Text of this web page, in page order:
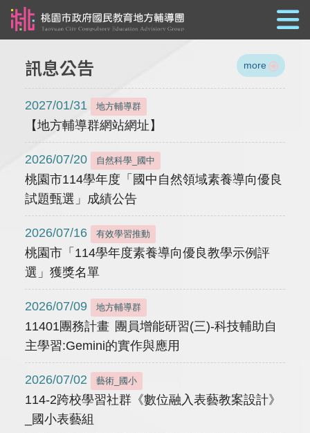
訊息公告 more
2027/01/31 地方輔導群
【地方輔導群網站網址】
2026/07/20 自然科學_國中
桃園市114學年度「國中自然領域素養導向優良
試題甄選」成績公告
2026/07/16 有效學習推動
桃園市「114學年度素養導向優良教學示例評
選」獲獎名單
2026/07/09 地方輔導群
11401團務計畫 團員增能研習(三)-科技輔助自
主學習:Gemini的實作與應用
2026/07/02 藝術_國小
114-2跨校學習社群《數位融入表藝教案設計》
_國小表藝組